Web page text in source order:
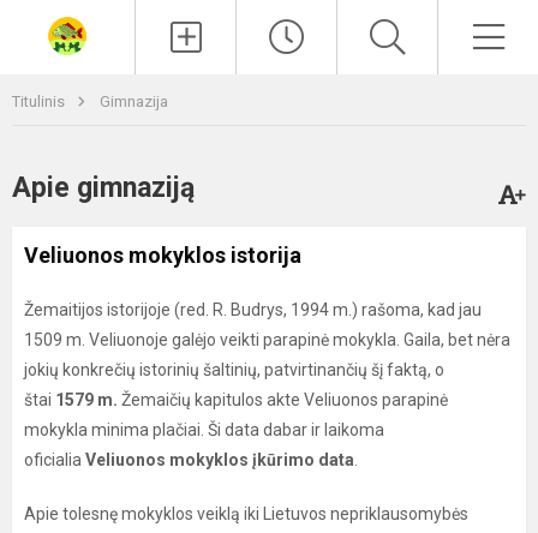
Titulinis Gimnazija
Apie gimnaziją
Veliuonos mokyklos istorija
Žemaitijos istorijoje (red. R. Budrys, 1994 m.) rašoma, kad jau
1509 m. Veliuonoje galėjo veikti parapinė mokykla. Gaila, bet nėra
jokių konkrečių istorinių šaltinių, patvirtinančių šį faktą, o
štai 1579 m. Žemaičių kapitulos akte Veliuonos parapinė
mokykla minima plačiai. Ši data dabar ir laikoma
oficialia Veliuonos mokyklos įkūrimo data
Apie tolesnę mokyklos veiklą iki Lietuvos nepriklausomybės